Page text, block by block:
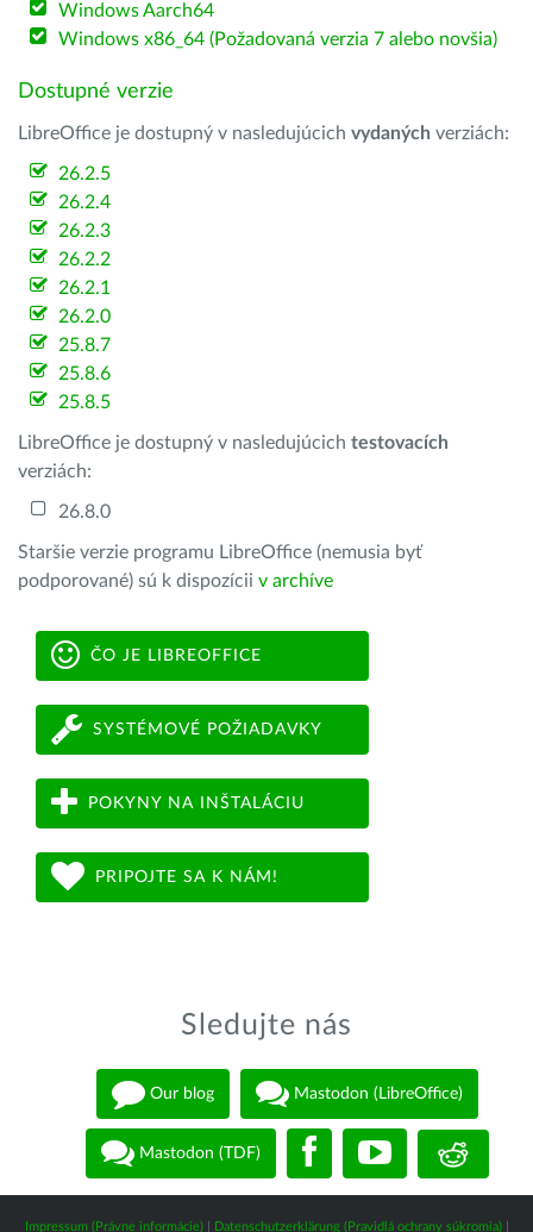
Windows Aarch64
Windows x86_64 (Požadovaná verzia 7 alebo novšia)
Dostupné verzie
LibreOffice je dostupný v nasledujúcich vydaných verziách:
26.2.5
26.2.4
26.2.3
26.2.2
26.2.1
26.2.0
25.8.7
25.8.6
25.8.5
LibreOffice je dostupný v nasledujúcich testovacích
verziách:
26.8.0
Staršie verzie programu LibreOffice (nemusia byť
podporované) sú k dispozícii v archíve
ČO JE LIBREOFFICE
SYSTÉMOVÉ POŽIADAVKY
POKYNY NA INŠTALÁCIU
PRIPOJTE SA K NÁM!
Sledujte nás
Our blog Mastodon (LibreOffice)
Mastodon (TDF)
Impressum (Právne informácie)| Datenschutzerklärung (Pravidlá ochrany súkromia)|